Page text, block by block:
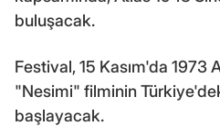
buluşacak.
Festival, 15 Kasım'da 1973
"Nesimi" filminin
başlayacak.